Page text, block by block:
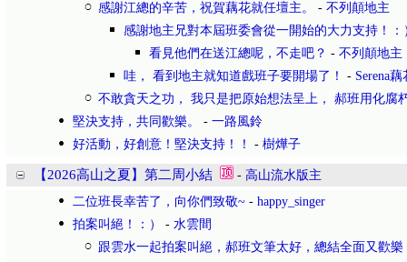
感謝江總的辛苦，祝賀藕花就任壇主。
- 不列顛地主
感謝地主兄對本屆班委會從一開始的大力支持！：
看見他們在送江總呢，不走吧？ - 不列顛地主
哇， 看到地主就知道戲班子要開場了！
- Serena
不敢貪天之功， 我只是把原始想法呈上， 郝班用化腐
堅決支持，共同歡樂。
- 一路風鈴
好活動，好創意！堅決支持！！
- 樹燁子
【2026高山之夏】第二周小結 - 高山流水版主
二位班長幸苦了，向你們致敬~ - happy_singer
拍案叫絕！：）
- 水雲間
跟雲水一起拍案叫絕，郝班文筆太好，總結全面又歡樂